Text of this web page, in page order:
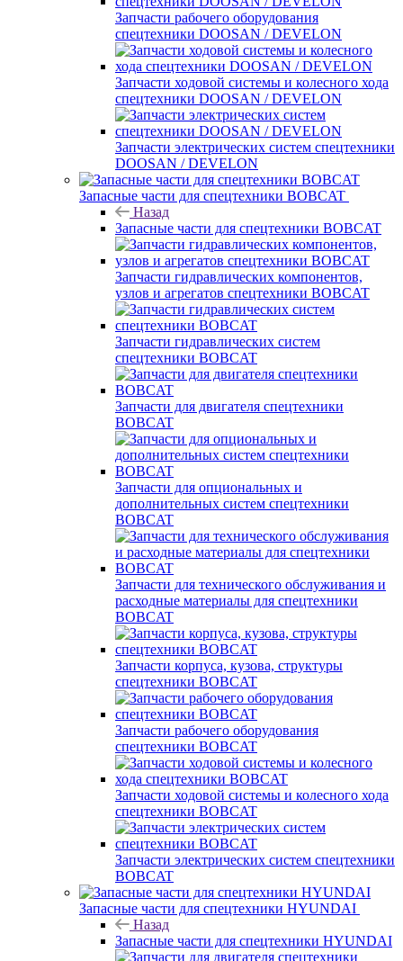
Запчасти рабочего оборудования
спецтехники DOOSAN / DEVELON
Запчасти ходовой системы и колесного хода
спецтехники DOOSAN / DEVELON
Запчасти электрических систем спецтехники
DOOSAN / DEVELON
Запасные части для спецтехники BOBCAT
Назад
Запасные части для спецтехники BOBCAT
Запчасти гидравлических компонентов,
узлов и агрегатов спецтехники BOBCAT
Запчасти гидравлических систем
спецтехники BOBCAT
Запчасти для двигателя спецтехники
BOBCAT
Запчасти для опциональных и
дополнительных систем спецтехники
BOBCAT
Запчасти для технического обслуживания и
расходные материалы для спецтехники
BOBCAT
Запчасти корпуса, кузова, структуры
спецтехники BOBCAT
Запчасти рабочего оборудования
спецтехники BOBCAT
Запчасти ходовой системы и колесного хода
спецтехники BOBCAT
Запчасти электрических систем спецтехники
BOBCAT
Запасные части для спецтехники HYUNDAI
Назад
Запасные части для спецтехники HYUNDAI